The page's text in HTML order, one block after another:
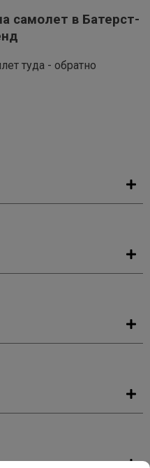
самолет в Батерст-
туда - обратно